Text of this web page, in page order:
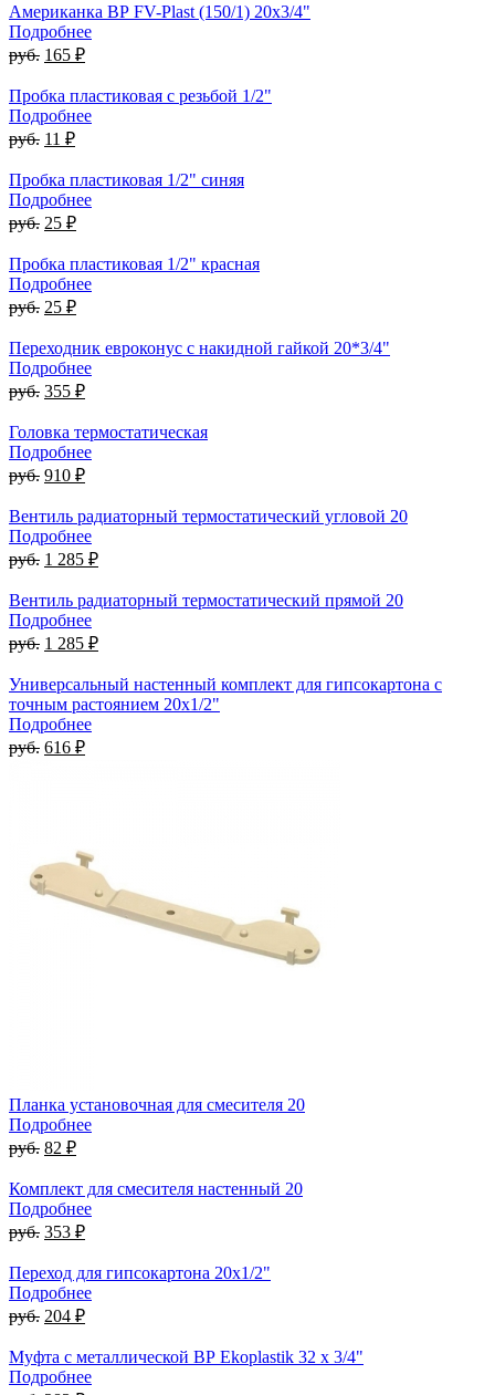
Американка ВР FV-Plast (150/1) 20х3/4"
Подробнее
руб. 165 ₽
Пробка пластиковая с резьбой 1/2"
Подробнее
руб. 11 ₽
Пробка пластиковая 1/2" синяя
Подробнее
руб. 25 ₽
Пробка пластиковая 1/2" красная
Подробнее
руб. 25 ₽
Переходник евроконус с накидной гайкой 20*3/4"
Подробнее
руб. 355 ₽
Головка термостатическая
Подробнее
руб. 910 ₽
Вентиль радиаторный термостатический угловой 20
Подробнее
руб. 1 285 ₽
Вентиль радиаторный термостатический прямой 20
Подробнее
руб. 1 285 ₽
Универсальный настенный комплект для гипсокартона с
точным растоянием 20x1/2"
Подробнее
руб. 616 ₽
Планка установочная для смесителя 20
Подробнее
руб. 82 ₽
Комплект для смесителя настенный 20
Подробнее
руб. 353 ₽
Переход для гипсокартона 20x1/2"
Подробнее
руб. 204 ₽
Муфта с металлической ВР Ekoplastik 32 x 3/4"
Подробнее